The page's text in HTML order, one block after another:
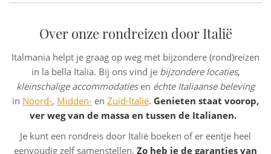
Over onze rondreizen door Italië
Italmania helpt je graag op weg met bijzondere (rond)reizen
in la bella Italia. Bij ons vind je bijzondere locaties,
kleinschalige accommodatiesen échte Italiaanse beleving
in Noord-, Midden- en Zuid-Italië. Genieten staat voorop,
ver weg van de massa en tussen de Italianen.
Je kunt een rondreis door Italië boeken of er eentje heel
eenvoudig zelf samenstellen. Zo heb je de garanties van